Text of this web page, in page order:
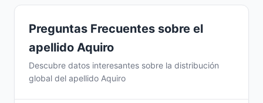
Preguntas Frecuentes sobre el
apellido Aquiro
Descubre datos interesantes sobre la distribución
global del apellido Aquiro